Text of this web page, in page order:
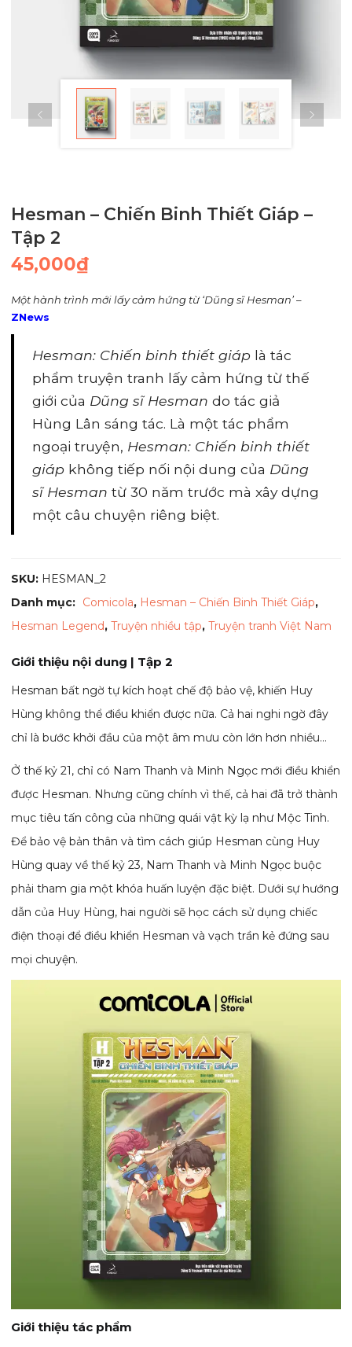
Hesman – Chiến Binh Thiết Giáp –
Tập 2
45,000₫
Một hành trình mới lấy cảm hứng từ ‘Dũng sĩ Hesman’–
ZNews
Hesman: Chiến binh thiết giáp là tác
phẩm truyện tranh lấy cảm hứng từ thế
giới của Dũng sĩ Hesman do tác giả
Hùng Lân sáng tác. Là một tác phẩm
ngoại truyện, Hesman: Chiến binh thiết
giáp không tiếp nối nội dung của Dũng
sĩ Hesman từ 30 năm trước mà xây dựng
một câu chuyện riêng biệt.
SKU: HESMAN_2
Danh mục: Comicola, Hesman – Chiến Binh Thiết Giáp,
Hesman Legend,Truyện nhiều tập,Truyện tranh Việt Nam
Giới thiệu nội dung | Tập 2
Hesman bất ngờ tự kích hoạt chế độ bảo vệ, khiến Huy
Hùng không thể điều khiển được nữa. Cả hai nghi ngờ đây
chỉ là bước khởi đầu của một âm mưu còn lớn hơn nhiều…
Ở thế kỷ 21, chỉ có Nam Thanh và Minh Ngọc mới điều khiển
được Hesman. Nhưng cũng chính vì thế, cả hai đã trở thành
mục tiêu tấn công của những quái vật kỳ lạ như Mộc Tinh.
Để bảo vệ bản thân và tìm cách giúp Hesman cùng Huy
Hùng quay về thế kỷ 23, Nam Thanh và Minh Ngọc buộc
phải tham gia một khóa huấn luyện đặc biệt. Dưới sự hướng
dẫn của Huy Hùng, hai người sẽ học cách sử dụng chiếc
điện thoại để điều khiển Hesman và vạch trần kẻ đứng sau
mọi chuyện.
Giới thiệu tác phẩm